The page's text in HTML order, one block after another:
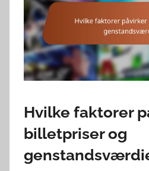
Hvilke faktorer
billetpriser og